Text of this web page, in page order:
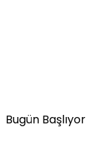
Bugün Başlıyor